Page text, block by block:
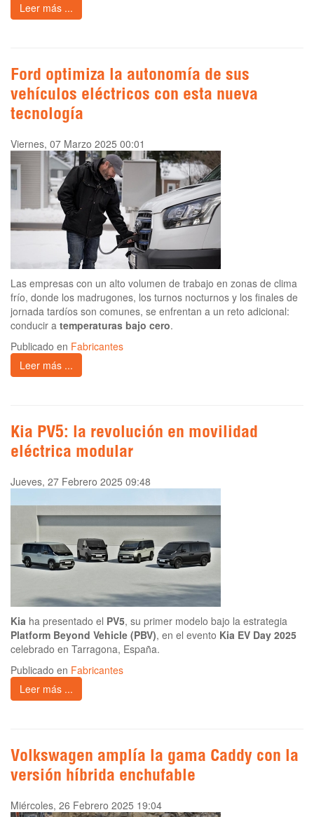
Leer más ...
Ford optimiza la autonomía de sus
vehículos eléctricos con esta nueva
tecnología
Viernes, 07 Marzo 2025 00:01
Las empresas con un alto volumen de trabajo en zonas de clima
frío, donde los madrugones, los turnos nocturnos y los finales de
jornada tardíos son comunes, se enfrentan a un reto adicional:
conducir a temperaturas bajo cero.
Publicado en Fabricantes
Leer más ...
Kia PV5: la revolución en movilidad
eléctrica modular
Jueves, 27 Febrero 2025 09:48
Kia ha presentado el PV5, su primer modelo bajo la estrategia
Platform Beyond Vehicle (PBV), en el evento Kia EV Day 2025
celebrado en Tarragona, España.
Publicado en Fabricantes
Leer más ...
Volkswagen amplía la gama Caddy con la
versión híbrida enchufable
Miércoles, 26 Febrero 2025 19:04